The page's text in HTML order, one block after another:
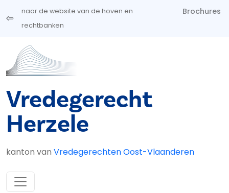
Overslaan en naar de inhoud gaan
naar de website van de hoven en
rechtbanken
Brochures
Vredegerecht
Herzele
kanton van Vredegerechten Oost-Vlaanderen